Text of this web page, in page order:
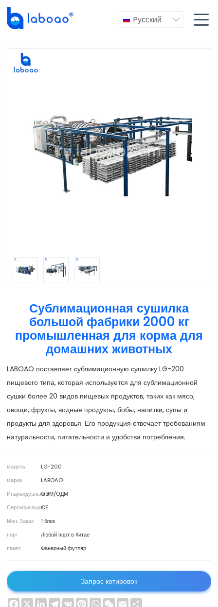
Pусский  
Сублимационная сушилка
большой фабрики 2000 кг
промышленная для корма для
домашних животных
LABOAO поставляет сублимационную сушилку LG-200
пищевого типа, которая используется для сублимационной
сушки более 20 видов пищевых продуктов, таких как мясо,
овощи, фрукты, водные продукты, бобы, напитки, супы и
продукты для здоровья. Его продукция отвечает требованиям
натуральности, питательности и удобства потребления.
модель
LG-200
марка
LABOAO
ИндивидуальныеОЭМ/ОДМ
СертификацияCE
Мин. Заказ
1 блок
порт
Любой порт в Китае
пакет
Фанерный футляр
Запрос котировок
Facebook
X LinkedInTelegram
VK PinterestWhatsApp
WeChat
Email